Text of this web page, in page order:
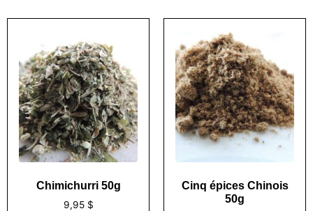
Chimichurri 50g
9,95 $
Cinq épices Chinois
50g